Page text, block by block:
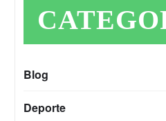
Blog
Deporte